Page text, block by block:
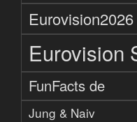
Eurovision2026
Eurovision
FunFacts de
Jung & Naiv